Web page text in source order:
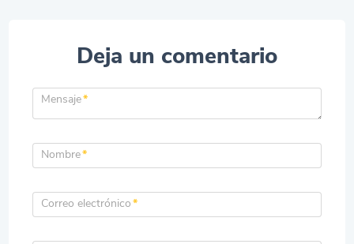
Deja un comentario
Mensaje*
Nombre*
Correo electrónico*